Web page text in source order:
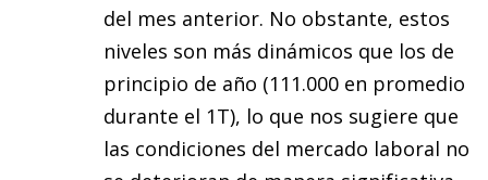
del mes anterior. No obstante, estos
niveles son más dinámicos que los de
principio de año (111.000 en promedio
durante el 1T), lo que nos sugiere que
las condiciones del mercado laboral no